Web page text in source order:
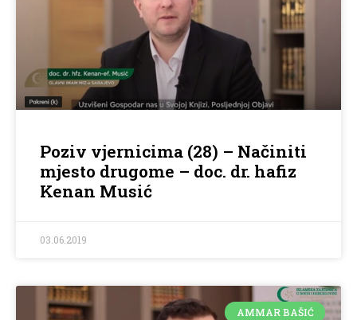
Poziv vjernicima (28) – Načiniti
mjesto drugome – doc. dr. hafiz
Kenan Musić
03.06.2019
AMMAR BAŠIĆ